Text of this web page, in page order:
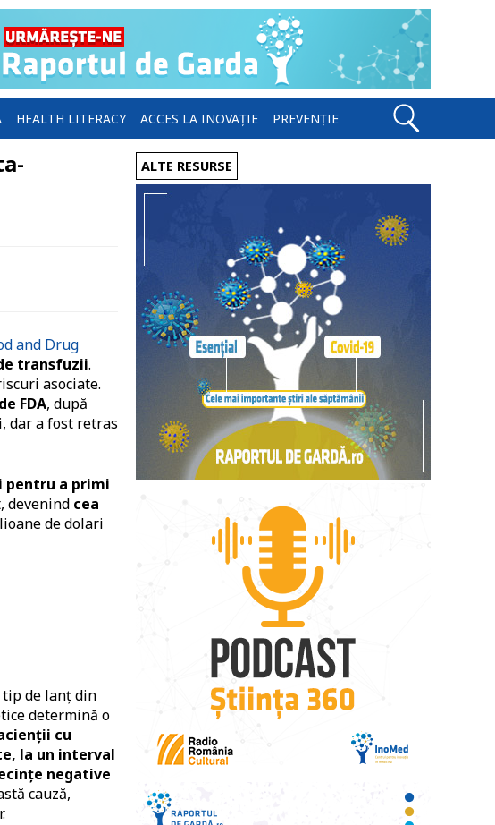
HEALTH LITERACY ACCES LA INOVAȚIE PREVENȚIE
and Drug
transfuzii.
asociate.
FDA, după
dar a fost retras
pentru a primi
devenind cea
de dolari
de lanţ din
determină o
cu
la un interval
negative
cauză,
ALTE RESURSE